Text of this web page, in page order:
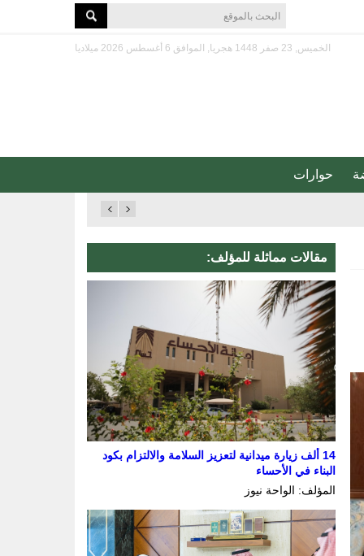
الخميس, 23 صفر 1448 هجريا, الموافق 6 أغسطس 2026 ميلاديا
حوارات
مقالات مماثلة للمؤلف:
14 ألف زيارة ميدانية لتعزيز السلامة والالتزام بكود
البناء في الأحساء
المؤلف: الواحة نيوز